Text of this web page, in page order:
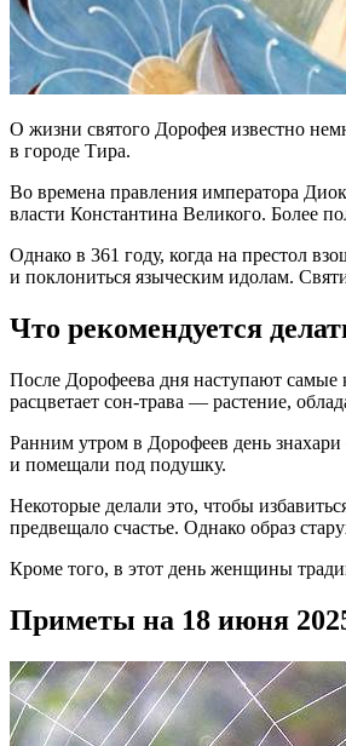
О жизни святого Дорофея известно
в городе Тира.
Во времена правления императора
власти Константина Великого. Более
Однако в 361 году, когда на престол
и поклониться языческим идолам.
Что рекомендуется
После Дорофеева дня наступают самые
расцветает сон-трава — растение,
Ранним утром в Дорофеев день знахари
и помещали под подушку.
Некоторые делали это, чтобы
предвещало счастье. Однако образ
Кроме того, в этот день женщины
Приметы на 18 июня